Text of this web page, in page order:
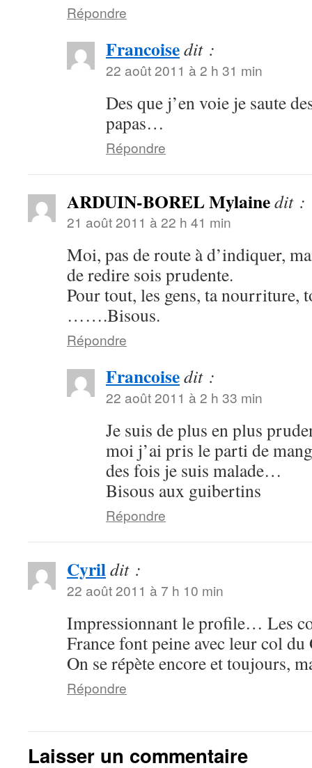
Répondre
Francoisedit :
22 août 2011 à 2 h 31 min
Des que j’en voie je saute
papas…
Répondre
ARDUIN-BOREL Mylainedit :
21 août 2011 à 22 h 41 min
Moi, pas de route à d’indiquer,
de redire sois prudente.
Pour tout, les gens, ta nourriture,
…….Bisous.
Répondre
Francoisedit :
22 août 2011 à 2 h 33 min
Je suis de plus en plus
moi j’ai pris le parti de
des fois je suis malade…
Bisous aux guibertins
Répondre
Cyrildit :
22 août 2011 à 7 h 10 min
Impressionnant le profile… Les
France font peine avec leur col
On se répète encore et toujours,
Répondre
Laisser un commentaire